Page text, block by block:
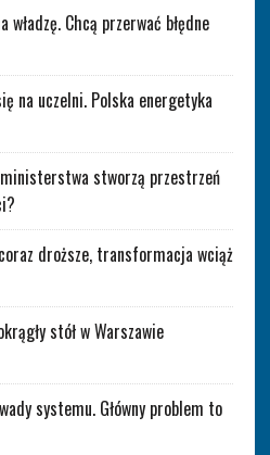
Chcą przerwać błędne
na uczelni. Polska energetyka
ministerstwa stworzą przestrzeń
droższe, transformacja wciąż
stół w Warszawie
systemu. Główny problem to